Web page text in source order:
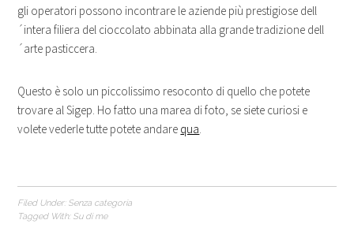
gli operatori possono incontrare le aziende più prestigiose dell
´intera filiera del cioccolato abbinata alla grande tradizione dell
´arte pasticcera.
Questo è solo un piccolissimo resoconto di quello che potete
trovare al Sigep. Ho fatto una marea di foto, se siete curiosi e
volete vederle tutte potete andare qua.
Filed Under: Senza categoria
Tagged With: Su di me